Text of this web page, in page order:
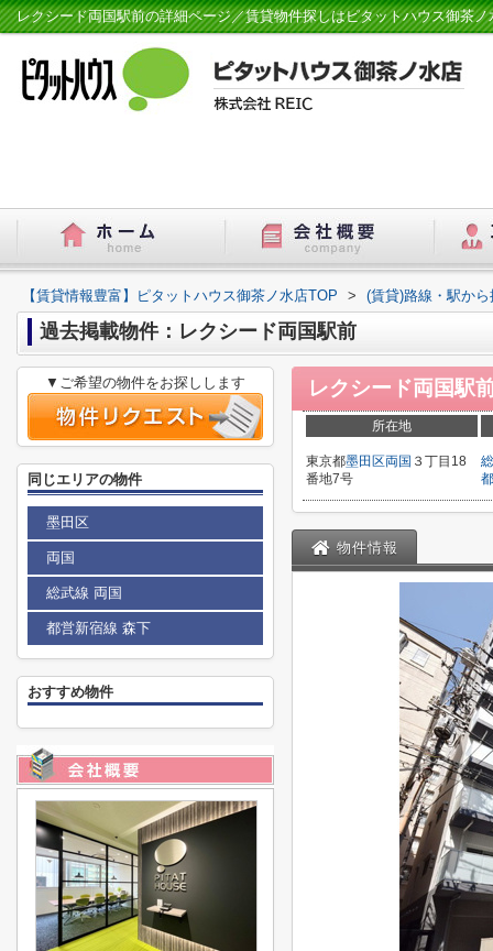
レクシード両国駅前の詳細ページ／賃貸物件探しはピタットハウス御茶
【賃貸情報豊富】ピタットハウス御茶ノ水店TOP > (賃貸)路線・駅から
過去掲載物件：レクシード両国駅前
レクシード両国駅
所在地
東京都墨田区両国 ３丁目18
番地7号
物件情報
▼ご希望の物件をお探しします
同じエリアの物件
墨田区
両国
総武線 両国
都営新宿線 森下
おすすめ物件